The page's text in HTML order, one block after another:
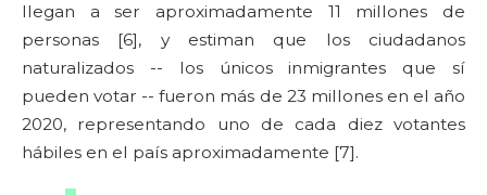
llegan a ser aproximadamente 11 millones de
personas [6], y estiman que los ciudadanos
naturalizados -- los únicos inmigrantes que sí
pueden votar -- fueron más de 23 millones en el año
2020, representando uno de cada diez votantes
hábiles en el país aproximadamente [7].